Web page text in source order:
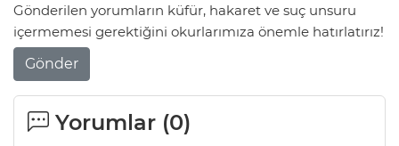
Gönderilen yorumların küfür, hakaret ve suç unsuru
içermemesi gerektiğini okurlarımıza önemle hatırlatırız!
Gönder
Yorumlar (0)